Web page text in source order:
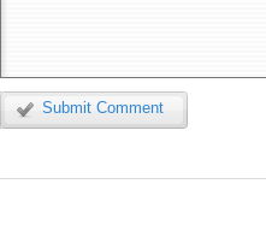
Submit Comment